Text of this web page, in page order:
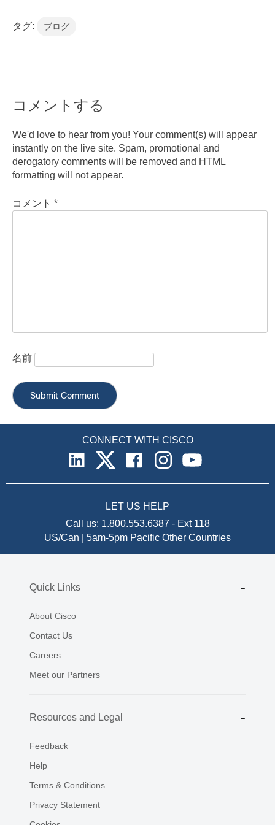
タグ: ブログ
コメントする
We'd love to hear from you! Your comment(s) will appear
instantly on the live site. Spam, promotional and
derogatory comments will be removed and HTML
formatting will not appear.
コメント *
名前
CONNECT WITH CISCO
LET US HELP
Call us: 1.800.553.6387 - Ext 118
US/Can | 5am-5pm Pacific Other Countries